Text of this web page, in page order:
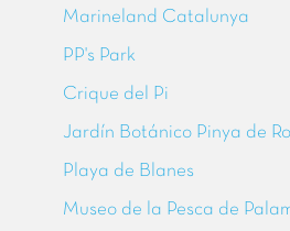
Marineland Catalunya
PP's Park
Crique del Pi
Jardín Botánico Pinya de
Playa de Blanes
Museo de la Pesca de